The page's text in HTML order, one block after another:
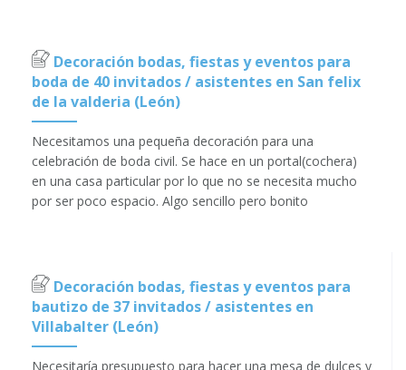
Decoración bodas, fiestas y eventos para
boda de 40 invitados / asistentes en San felix
de la valderia (León)
Necesitamos una pequeña decoración para una
celebración de boda civil. Se hace en un portal(cochera)
en una casa particular por lo que no se necesita mucho
por ser poco espacio. Algo sencillo pero bonito
Decoración bodas, fiestas y eventos para
bautizo de 37 invitados / asistentes en
Villabalter (León)
Necesitaría presupuesto para hacer una mesa de dulces y